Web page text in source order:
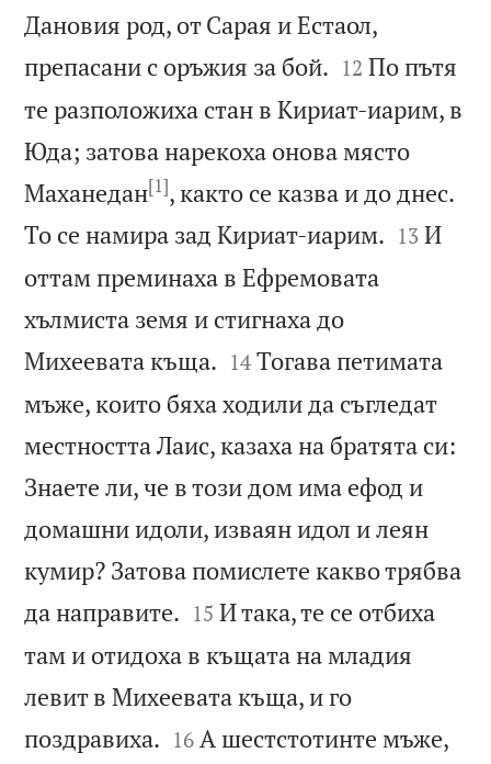
Дановия род, от Сарая и Естаол,
препасани с оръжия за бой. 

12 По пътя
те разположиха стан в Кириат-иарим, в
Юда; затова нарекоха онова място
Маханедан[1], както се казва и до днес.
То се намира зад Кириат-иарим. 

13 И
оттам преминаха в Ефремовата
хълмиста земя и стигнаха до
Михеевата къща. 

14 Тогава петимата
мъже, които бяха ходили да съгледат
местността Лаис, казаха на братята си:
Знаете ли, че в този дом има ефод и
домашни идоли, изваян идол и леян
кумир? Затова помислете какво трябва
да направите. 

15 И така, те се отбиха
там и отидоха в къщата на младия
левит в Михеевата къща, и го
поздравиха. 

16 А шестстотинте мъже,